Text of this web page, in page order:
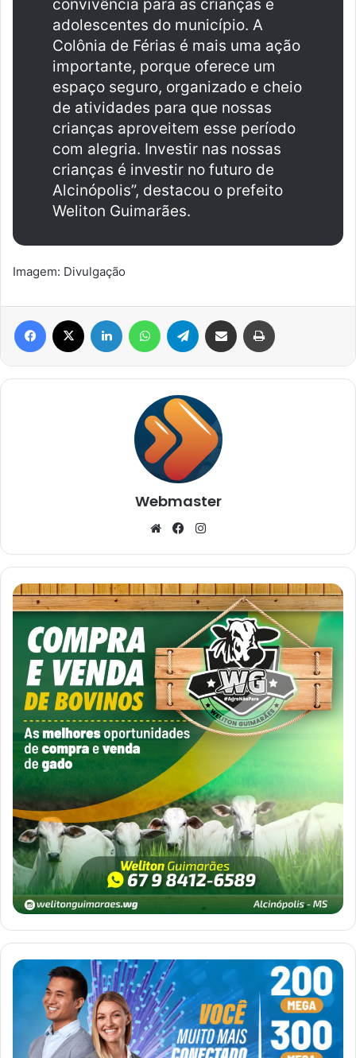
convivência para as crianças e
adolescentes do município. A
Colônia de Férias é mais uma ação
importante, porque oferece um
espaço seguro, organizado e cheio
de atividades para que nossas
crianças aproveitem esse período
com alegria. Investir nas nossas
crianças é investir no futuro de
Alcinópolis”, destacou o prefeito
Weliton Guimarães.
Imagem: Divulgação
Facebook Linkedin WhatsAppTelegram Compartilhar via e-mail
Webmaster
WebsiteFacebook